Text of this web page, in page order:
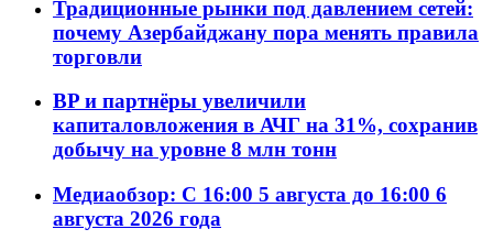
Традиционные рынки под давлением сетей:
почему Азербайджану пора менять правила
торговли
BP и партнёры увеличили
капиталовложения в АЧГ на 31%, сохранив
добычу на уровне 8 млн тонн
Медиаобзор: С 16:00 5 августа до 16:00 6
августа 2026 года